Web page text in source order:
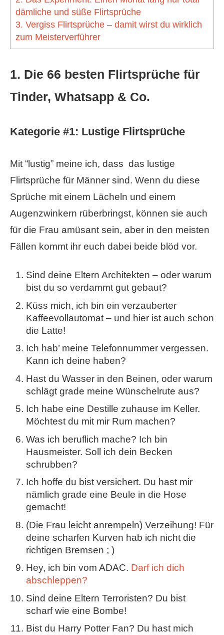
dämliche und süße Flirtsprüche
3. Vergiss Flirtsprüche – damit wirst du wirklich
zum Meisterverführer
1. Die 66 besten Flirtsprüche für
Tinder, Whatsapp & Co.
Kategorie #1: Lustige Flirtsprüche
Mit “lustig” meine ich, dass das lustige
Flirtsprüche für Männer sind. Wenn du diese
Sprüche mit einem Lächeln und einem
Augenzwinkern rüberbringst, können sie auch
für die Frau amüsant sein, aber in den meisten
Fällen kommt ihr euch dabei beide blöd vor.
Sind deine Eltern Architekten – oder warum
bist du so verdammt gut gebaut?
Küss mich, ich bin ein verzauberter
Kaffeevollautomat – und hier ist auch schon
die Latte!
Ich hab’ meine Telefonnummer vergessen.
Kann ich deine haben?
Hast du Wasser in den Beinen, oder warum
schlägt grade meine Wünschelrute aus?
Ich habe eine Destille zuhause im Keller.
Möchtest du mit mir Rum machen?
Was ich beruflich mache? Ich bin
Hausmeister. Soll ich dein Becken
schrubben?
Ich hoffe du bist versichert. Du hast mir
nämlich grade eine Beule in die Hose
gemacht!
(Die Frau leicht anrempeln) Verzeihung! Für
deine scharfen Kurven hab ich nicht die
richtigen Bremsen ; )
Hey, ich bin vom ADAC. Darf ich dich
abschleppen?
Sind deine Eltern Terroristen? Du bist
scharf wie eine Bombe!
Bist du Harry Potter Fan? Du hast mich